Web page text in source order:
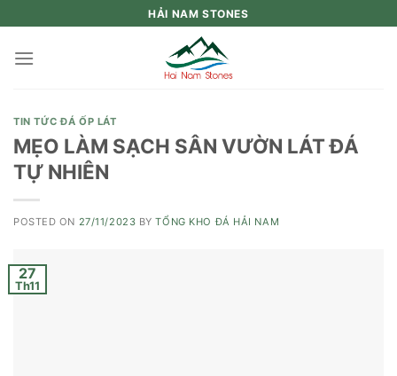
to
content
HẢI NAM STONES
TIN TỨC ĐÁ ỐP LÁT
MẸO LÀM SẠCH SÂN VƯỜN LÁT ĐÁ
TỰ NHIÊN
POSTED ON 27/11/2023 BYTỔNG KHO ĐÁ HẢI NAM
27
Th11